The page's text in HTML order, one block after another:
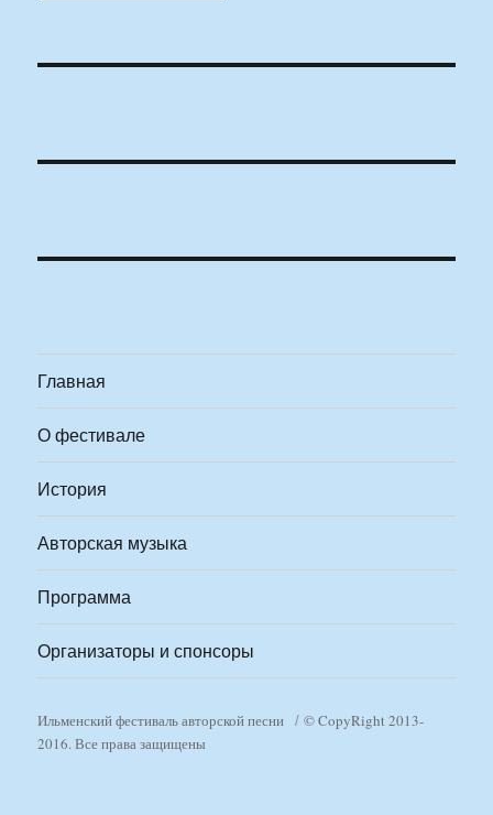
Главная
О фестивале
История
Авторская музыка
Программа
Организаторы и спонсоры
Ильменский фестиваль авторской песни
© CopyRight 2013-
2016. Все права защищены